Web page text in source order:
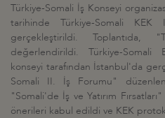
Türkiye-Somali İş Konseyi
tarihinde Türkiye-Somali KEK
gerçekleştirildi. Toplantıda,
değerlendirildi. Türkiye-Somali
konseyi tarafından İstanbul'da
Somali II. İş Forumu"
"Somali'de İş ve Yatırım
önerileri kabul edildi ve KEK